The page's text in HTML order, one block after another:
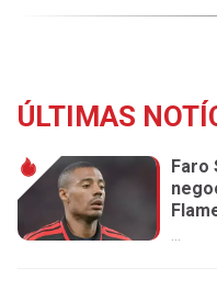
ÚLTIMAS
Faro
...